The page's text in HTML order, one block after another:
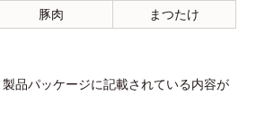
豚肉
まつたけ
品パッケージに記載されている内容が